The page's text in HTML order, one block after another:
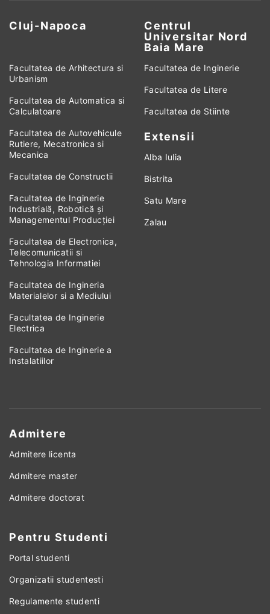
Cluj-Napoca
Centrul
Universitar Nord
Baia Mare
Facultatea de Arhitectura si
Urbanism
Facultatea de Automatica si
Calculatoare
Facultatea de Autovehicule
Rutiere, Mecatronica si
Mecanica
Facultatea de Constructii
Facultatea de Inginerie
Industrială, Robotică și
Managementul Producției
Facultatea de Electronica,
Telecomunicatii si
Tehnologia Informatiei
Facultatea de Ingineria
Materialelor si a Mediului
Facultatea de Inginerie
Electrica
Facultatea de Inginerie a
Instalatiilor
Facultatea de Inginerie
Facultatea de Litere
Facultatea de Stiinte
Extensii
Alba Iulia
Bistrita
Satu Mare
Zalau
Admitere
Admitere licenta
Admitere master
Admitere doctorat
Pentru Studenti
Portal studenti
Organizatii studentesti
Regulamente studenti